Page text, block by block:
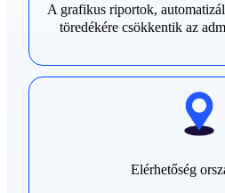
A grafikus riportok,
töredékére csökkentik az
Elérhetőség